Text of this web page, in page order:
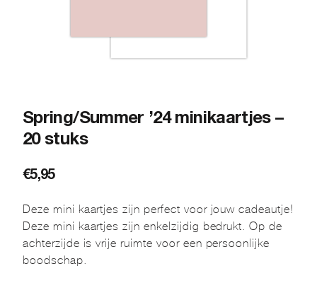
Spring/Summer ’24 minikaartjes –
20 stuks
€5,95
Deze mini kaartjes zijn perfect voor jouw cadeautje!
Deze mini kaartjes zijn enkelzijdig bedrukt. Op de
achterzijde is vrije ruimte voor een persoonlijke
boodschap.